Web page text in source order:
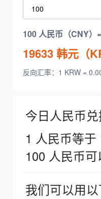
100 人民币（CNY）=
19633韩元（
反向汇率：1 KRW =
今日人民币兑
1 人民币等
100 人民币可
我们可以用以